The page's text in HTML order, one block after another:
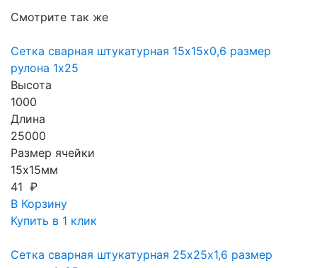
Смотрите так же
Сетка сварная штукатурная 15х15х0,6 размер
рулона 1х25
Высота
1000
Длина
25000
Размер ячейки
15х15мм
41 ₽
В Корзину
Купить в 1 клик
Сетка сварная штукатурная 25х25х1,6 размер